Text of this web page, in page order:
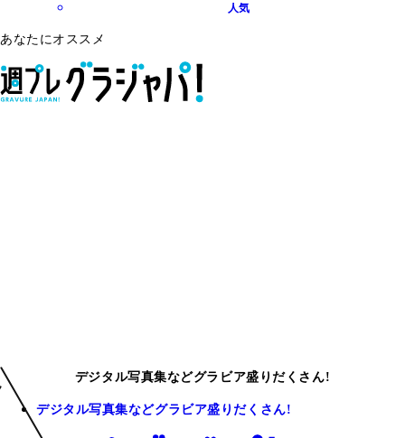
人気
あなたにオススメ
デジタル写真集などグラビア盛りだくさん!
デジタル写真集などグラビア盛りだくさん!